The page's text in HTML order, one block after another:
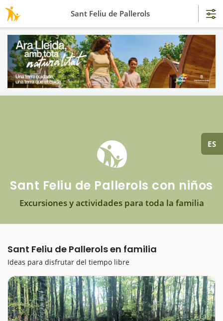
ES
Sant Feliu de Pallerols con niños
Excursiones y actividades para toda la familia
Sant Feliu de Pallerols en familia
Ideas para disfrutar del tiempo libre
Sant Feliu de Pallerols